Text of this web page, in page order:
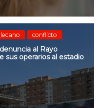
conflicto
al Rayo
sus operarios al estadio